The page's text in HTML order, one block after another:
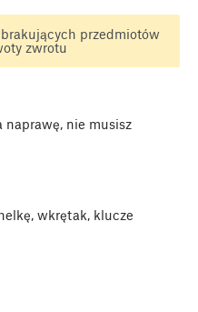
przedmiotów
zwrotu
naprawę, nie musisz
wkrętak, klucze